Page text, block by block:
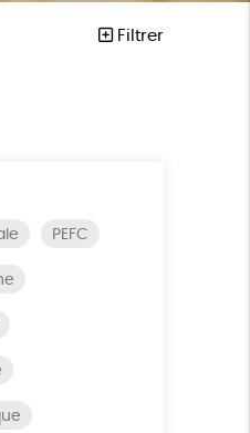
Filtrer
PEFC